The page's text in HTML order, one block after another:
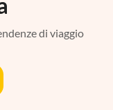
di viaggio